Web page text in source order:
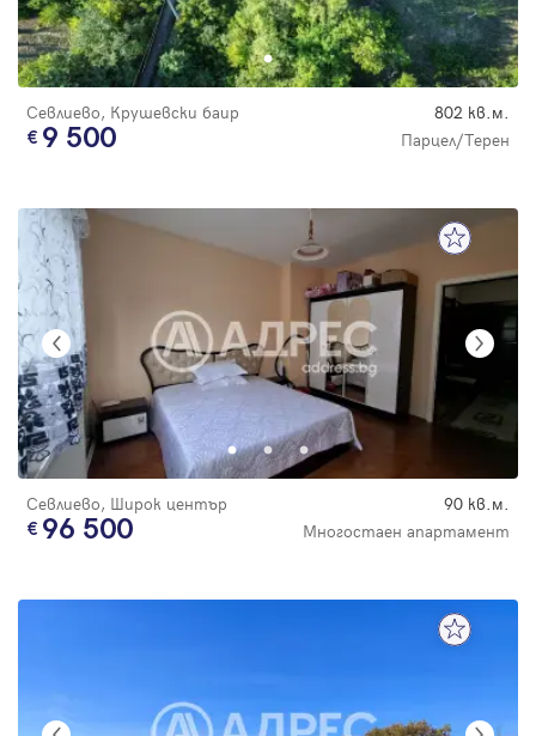
Севлиево, Крушевски баир 802 кв.м.
9 500 Парцел/Терен
Севлиево, Широк център 90 кв.м.
96 500 Многостаен апартамент